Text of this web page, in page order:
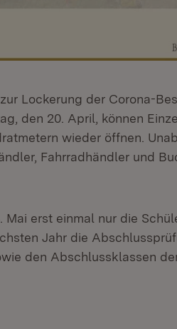
Lockerung der Corona-
den 20. April, können
wieder öffnen.
Fahrradhändler und
erst einmal nur die
Jahr die
den Abschlussklassen